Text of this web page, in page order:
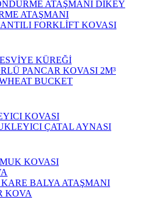
ATAŞMANI DİKEY
ATAŞMANI
FORKLİFT KOVASI
KÜREĞİ
PANCAR KOVASI 2M³
BUCKET
KOVASI
ÇATAL AYNASI
KOVASI
BALYA ATAŞMANI
KOVA